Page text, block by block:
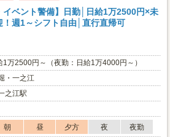
イベント警備】日勤│日給1万2500円×未
！週1～シフト自由│直行直帰可
1万2500円～（夜勤：日給1万4000円～）
・一之江
之江駅
朝 昼 夕方 夜
夜勤